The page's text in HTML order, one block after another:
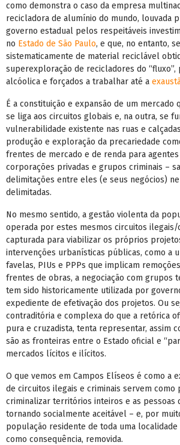
como demonstra o caso da empresa
recicladora de alumínio do mundo, louvada
governo estadual pelos respeitáveis
no Estado de São Paulo, e que, no entanto,
sistematicamente de material reciclável
superexploração de recicladores do “fluxo”,
alcóolica e forçados a trabalhar até a
É a constituição e expansão de um mercado
se liga aos circuitos globais e, na outra, se
vulnerabilidade existente nas ruas e
produção e exploração da precariedade
frentes de mercado e de renda para
corporações privadas e grupos criminais –
delimitações entre eles (e seus negócios)
delimitadas.
No mesmo sentido, a gestão violenta da
operada por estes mesmos circuitos
capturada para viabilizar os próprios
intervenções urbanísticas públicas, como a
favelas, PIUs e PPPs que implicam
frentes de obras, a negociação com grupos
tem sido historicamente utilizada por
expediente de efetivação dos projetos. Ou
contraditória e complexa do que a retórica
pura e cruzadista, tenta representar, assim
são as fronteiras entre o Estado oficial e
mercados lícitos e ilícitos.
O que vemos em Campos Elíseos é como a
de circuitos ilegais e criminais servem como
criminalizar territórios inteiros e as pessoas
tornando socialmente aceitável – e, por
população residente de toda uma localidade
como consequência, removida.